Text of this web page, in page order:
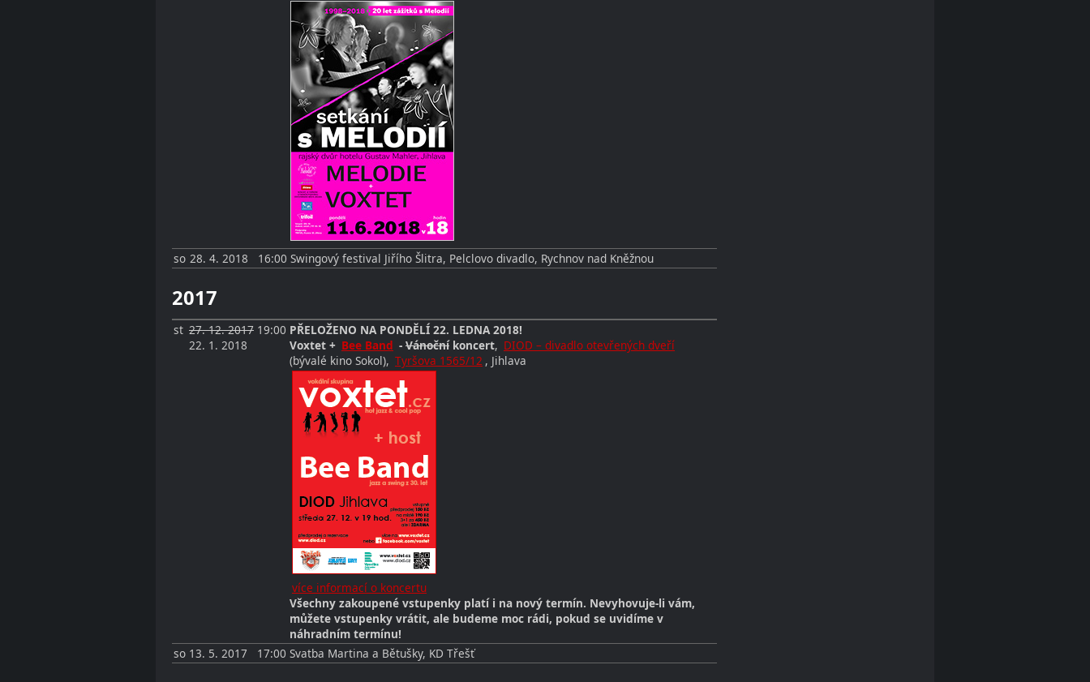
so 28. 4. 2018 16:00 Swingový festival Jiřího Šlitra, Pelclovo divadlo, Rychnov nad Kněžnou
2017
st 27. 12. 2017
22. 1. 2018
19:00 PŘELOŽENO NA PONDĚLÍ 22. LEDNA 2018!
Voxtet + Bee Band - Vánočníkoncert, DIOD – divadlo otevřených dveří
(bývalé kino Sokol), Tyršova 1565/12 , Jihlava
více informací o koncertu
Všechny zakoupené vstupenky platí i na nový termín. Nevyhovuje-li vám,
můžete vstupenky vrátit, ale budeme moc rádi, pokud se uvidíme v
náhradním termínu!
so 13. 5. 2017 17:00 Svatba Martina a Bětušky, KD Třešť